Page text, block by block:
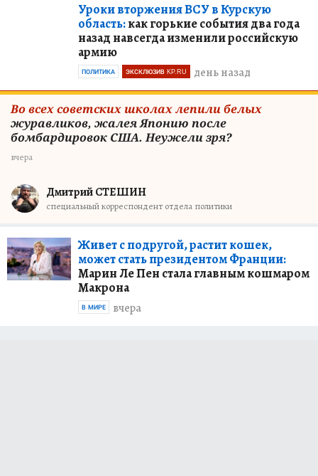
Уроки вторжения ВСУ в Курскую
область:как горькие события два года
назад навсегда изменили российскую
армию
день назад
ПОЛИТИКА ЭКСКЛЮЗИВ KP.RU
Во всех советских школах лепили белых
журавликов, жалея Японию после
бомбардировок США. Неужели зря?
вчера
Дмитрий СТЕШИН
специальный корреспондент отдела политики
Живет с подругой, растит кошек,
может стать президентом Франции:
Марин Ле Пен стала главным кошмаром
Макрона
вчера
В МИРЕ